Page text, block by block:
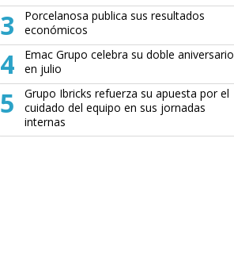
3
Porcelanosa publica sus resultados
económicos
4
Emac Grupo celebra su doble aniversario
en julio
5
Grupo Ibricks refuerza su apuesta por el
cuidado del equipo en sus jornadas
internas